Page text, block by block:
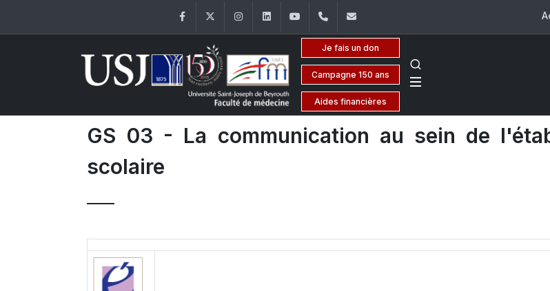
FacebookTwitter InstagramLinkedInYouTube+961 (1) 421 235
Je fais un don
Campagne 150 ans
Aides financières
GS 03 - La communication au sein de
scolaire